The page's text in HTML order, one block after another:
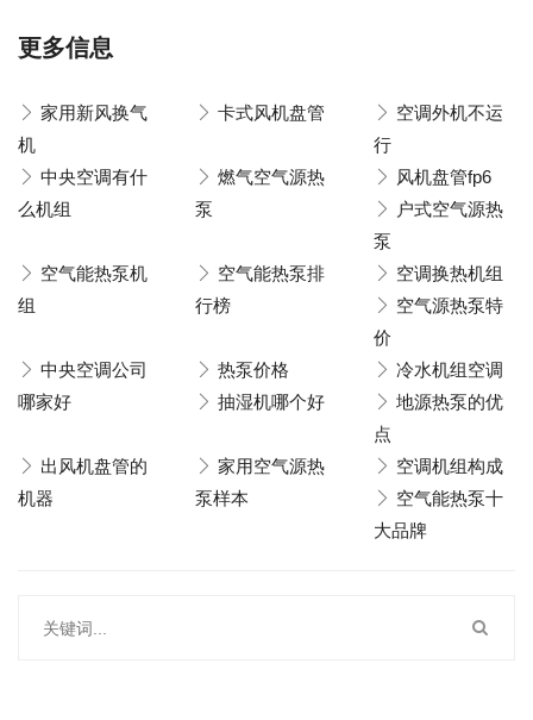
更多信息
家用新风换气
机
卡式风机盘管
空调外机不运
行
中央空调有什
么机组
燃气空气源热
泵
风机盘管fp6
户式空气源热
泵
空气能热泵机
组
空气能热泵排
行榜
空调换热机组
空气源热泵特
价
中央空调公司
哪家好
热泵价格
冷水机组空调
抽湿机哪个好
地源热泵的优
点
出风机盘管的
机器
家用空气源热
泵样本
空调机组构成
空气能热泵十
大品牌